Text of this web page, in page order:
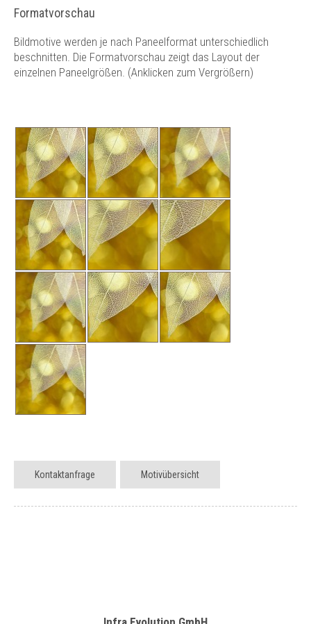
Formatvorschau
Bildmotive werden je nach Paneelformat unterschiedlich
beschnitten. Die Formatvorschau zeigt das Layout der
einzelnen Paneelgrößen. (Anklicken zum Vergrößern)
Kontaktanfrage Motivübersicht